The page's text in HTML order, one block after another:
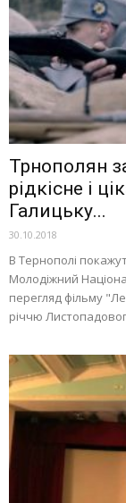
Трнополян
рідкісне і
Галицьку...
30.10.2018
В Тернополі
Молодіжний
перегляд фільму
річчю